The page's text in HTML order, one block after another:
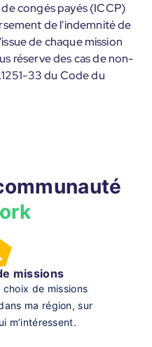
congés payés (ICCP)
de l'indemnité de
de chaque mission
réserve des cas de non-
33 du Code du
missions
choix de missions
ma région, sur
m’intéressent.